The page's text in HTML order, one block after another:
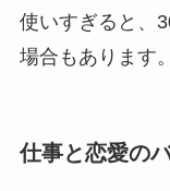
使いすぎると、
場合もあります。
仕事と恋愛の